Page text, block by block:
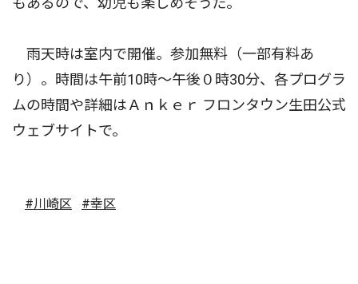
雨天時は室内で開催。参加無料（一部有料あ
り）。時間は午前10時〜午後０時30分、各プログラ
ムの時間や詳細はＡｎｋｅｒ フロンタウン生田公式
ウェブサイトで。
#川崎区 #幸区